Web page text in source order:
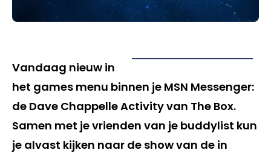
Vandaag nieuw in
het games menu binnen je MSN Messenger:
de Dave Chappelle Activity van The Box.
Samen met je vrienden van je buddylist kun
je alvast kijken naar de show van de in